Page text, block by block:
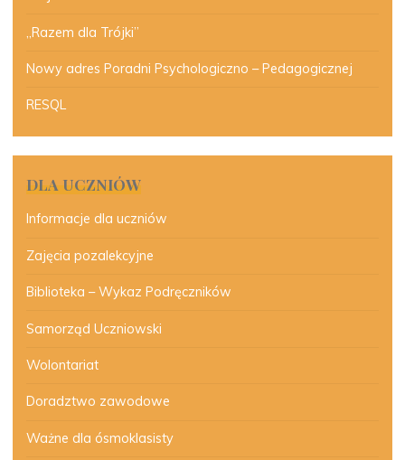
„Razem dla Trójki”
Nowy adres Poradni Psychologiczno – Pedagogicznej
RESQL
DLA UCZNIÓW
Informacje dla uczniów
Zajęcia pozalekcyjne
Biblioteka – Wykaz Podręczników
Samorząd Uczniowski
Wolontariat
Doradztwo zawodowe
Ważne dla ósmoklasisty